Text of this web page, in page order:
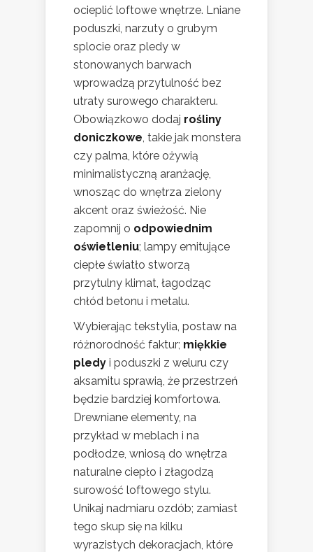
ocieplić loftowe wnętrze. Lniane
poduszki, narzuty o grubym
splocie oraz pledy w
stonowanych barwach
wprowadzą przytulność bez
utraty surowego charakteru.
Obowiązkowo dodaj rośliny
doniczkowe, takie jak monstera
czy palma, które ożywią
minimalistyczną aranżację,
wnosząc do wnętrza zielony
akcent oraz świeżość. Nie
zapomnij o odpowiednim
oświetleniu; lampy emitujące
ciepłe światło stworzą
przytulny klimat, łagodząc
chłód betonu i metalu.
Wybierając tekstylia, postaw na
różnorodność faktur; miękkie
pledy i poduszki z weluru czy
aksamitu sprawią, że przestrzeń
będzie bardziej komfortowa.
Drewniane elementy, na
przykład w meblach i na
podłodze, wniosą do wnętrza
naturalne ciepło i złagodzą
surowość loftowego stylu.
Unikaj nadmiaru ozdób; zamiast
tego skup się na kilku
wyrazistych dekoracjach, które